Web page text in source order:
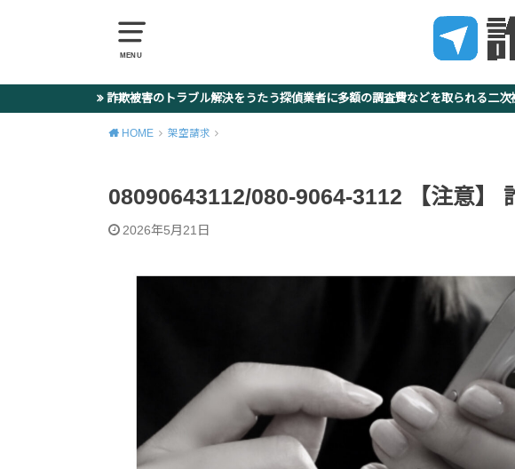
MENU
詐欺被害のトラブル解決をうたう探偵業者に多額の調査費などを取られ
HOME 架空請求
08090643112/080-9064-3112 【注意】
2026年5月21日